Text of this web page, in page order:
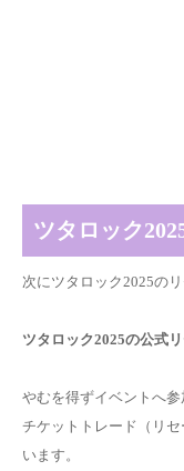
ツタロック
次にツタロック2025の
ツタロック2025の公式
やむを得ずイベントへ
チケットトレード（リ
います。